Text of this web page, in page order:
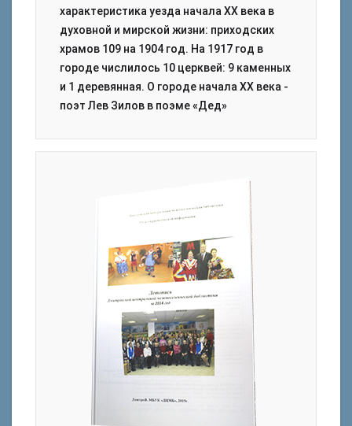
характеристика уезда начала ХХ века в
духовной и мирской жизни: приходских
храмов 109 на 1904 год. На 1917 год в
городе числилось 10 церквей: 9 каменных
и 1 деревянная. О городе начала ХХ века -
поэт Лев Зилов в поэме «Дед»